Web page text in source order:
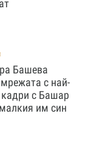
Башева
с най-
с Башар
им син